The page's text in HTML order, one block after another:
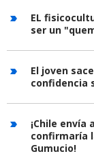
EL
ser un
El joven
confidencia
¡Chile
confirmaría
Gumucio!